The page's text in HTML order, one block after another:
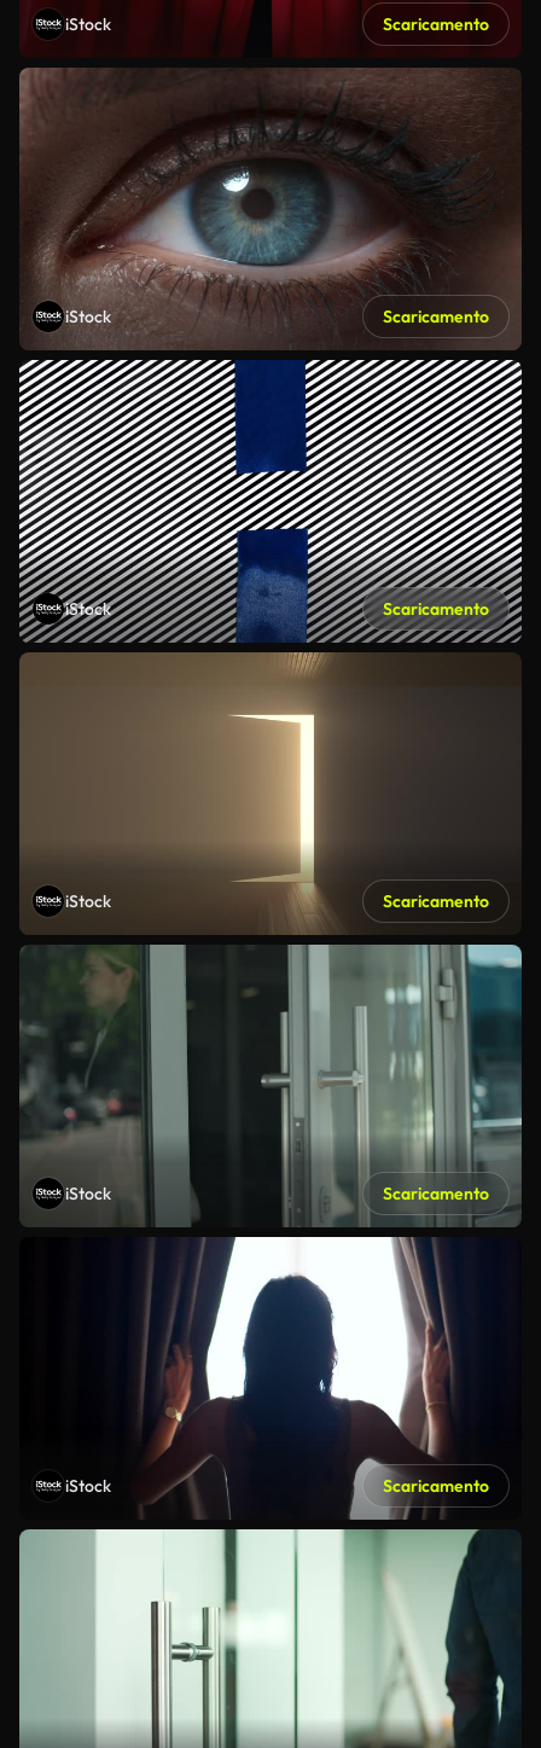
iStock Scaricamento
iStock Scaricamento
iStock Scaricamento
iStock Scaricamento
iStock Scaricamento
iStock Scaricamento